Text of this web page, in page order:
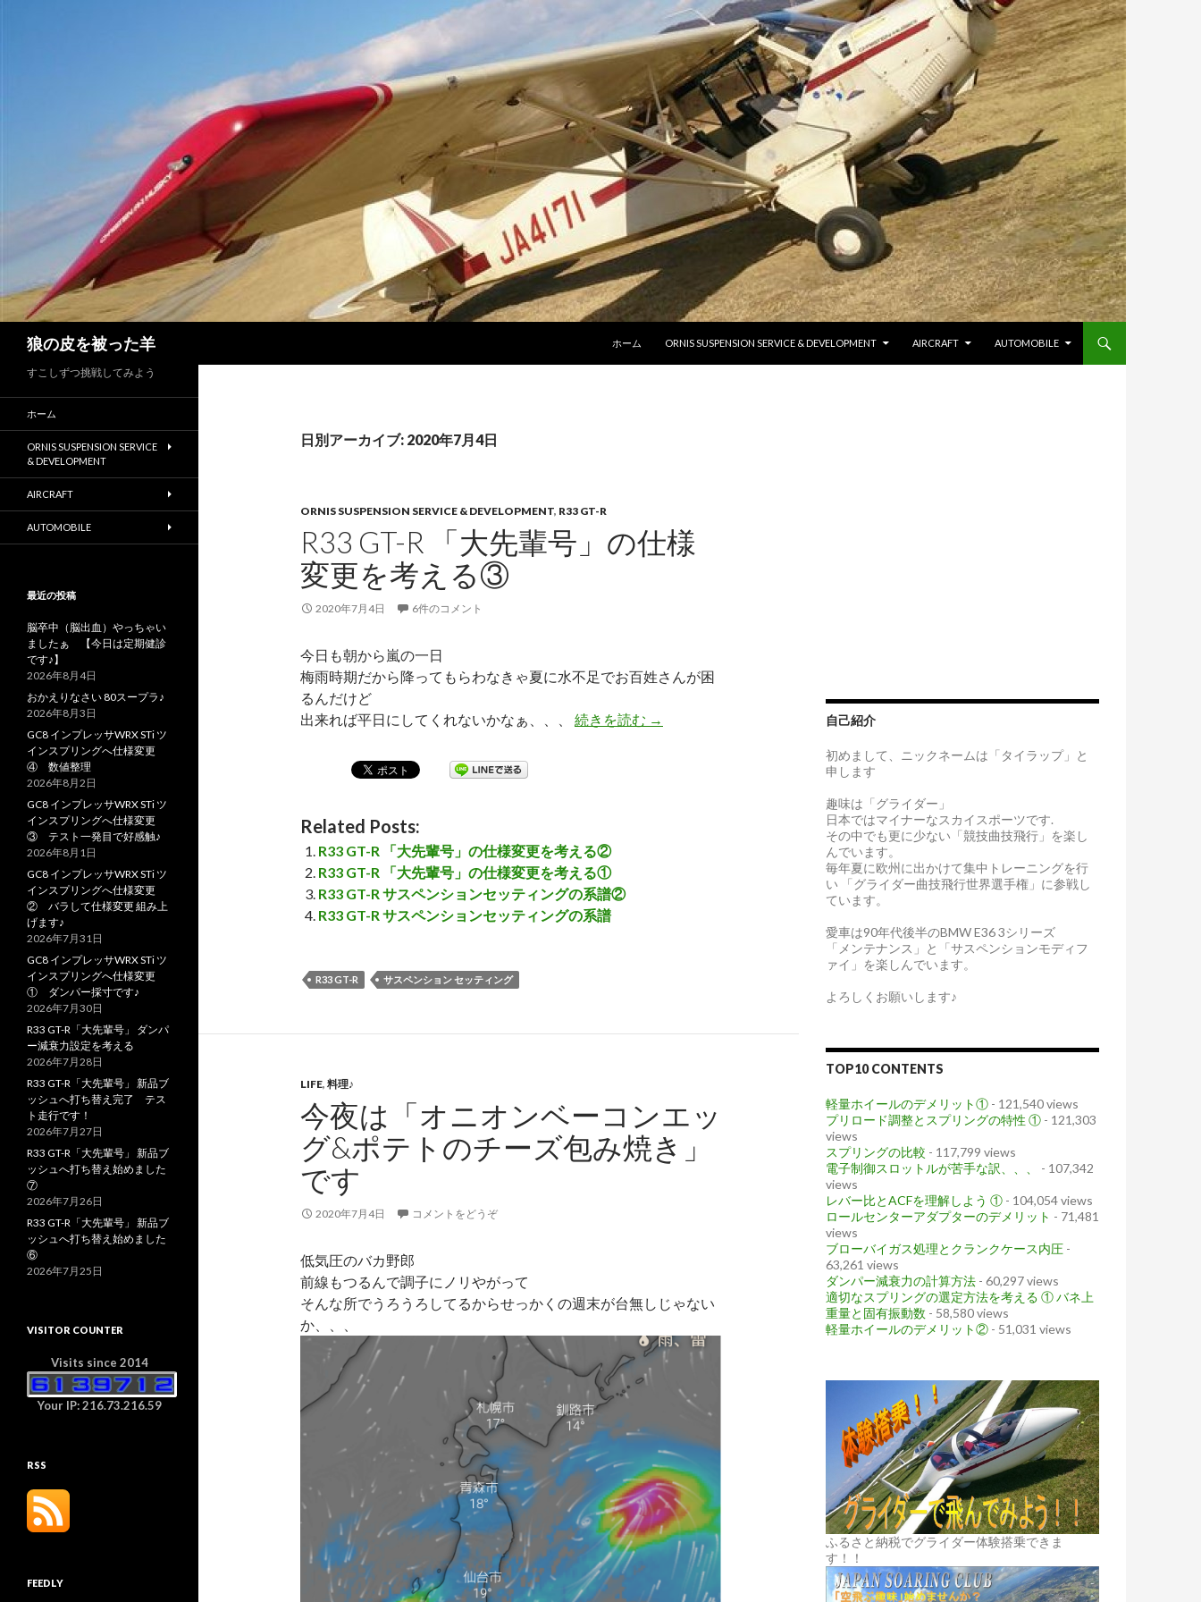
狼の皮を被った羊
ホーム
ORNIS SUSPENSION SERVICE & DEVELOPMENT AIRCRAFT AUTOMOBILE
日別アーカイブ: 2020年7月4日
ORNIS SUSPENSION SERVICE & DEVELOPMENT, R33 GT-R
R33 GT-R 「大先輩号」の仕様
変更を考える③
2020年7月4日 6件のコメント
今日も朝から嵐の一日
梅雨時期だから降ってもらわなきゃ夏に水不足でお百姓さんが困
るんだけど
出来れば平日にしてくれないかなぁ、、、 続きを読む R33 GT-R 「大先輩号」の仕様変更を考える③
→
Related Posts:
R33 GT-R 「大先輩号」の仕様変更を考える②
R33 GT-R 「大先輩号」の仕様変更を考える①
R33 GT-R サスペンションセッティングの系譜②
R33 GT-R サスペンションセッティングの系譜
R33 GT-R サスペンション セッティング
LIFE, 料理♪
今夜は「オニオンベーコンエッ
グ&ポテトのチーズ包み焼き」
です
2020年7月4日 コメントをどうぞ
低気圧のバカ野郎
前線もつるんで調子にノリやがって
そんな所でうろうろしてるからせっかくの週末が台無しじゃない
か、、、
自己紹介
初めまして、ニックネームは「タイラップ」と
申します
趣味は「グライダー」
日本ではマイナーなスカイスポーツです.
その中でも更に少ない「競技曲技飛行」を楽し
んでいます。
毎年夏に欧州に出かけて集中トレーニングを行
い 「グライダー曲技飛行世界選手権」に参戦し
ています。
愛車は90年代後半のBMW E36 3シリーズ
「メンテナンス」と「サスペンションモディフ
ァイ」を楽しんでいます。
よろしくお願いします♪
TOP10 CONTENTS
軽量ホイールのデメリット① - 121,540 views
プリロード調整とスプリングの特性 ① - 121,303
views
スプリングの比較 - 117,799 views
電子制御スロットルが苦手な訳、、、
- 107,342
views
レバー比とACFを理解しよう ① - 104,054 views
ロールセンターアダプターのデメリット - 71,481
views
ブローバイガス処理とクランクケース内圧 -
63,261 views
ダンパー減衰力の計算方法 - 60,297 views
適切なスプリングの選定方法を考える ① バネ上
重量と固有振動数 - 58,580 views
軽量ホイールのデメリット② - 51,031 views
ふるさと納税でグライダー体験搭乗できま
す！！
すこしずつ挑戦してみよう
ホーム
ORNIS SUSPENSION SERVICE
& DEVELOPMENT
AIRCRAFT
AUTOMOBILE
最近の投稿
脳卒中（脳出血）やっちゃい
ましたぁ 【今日は定期健診
です♪】
2026年8月4日
おかえりなさい 80スープラ♪
2026年8月3日
GC8 インプレッサWRX STi ツ
インスプリングへ仕様変更
④ 数値整理
2026年8月2日
GC8 インプレッサWRX STi ツ
インスプリングへ仕様変更
③ テスト一発目で好感触♪
2026年8月1日
GC8 インプレッサWRX STi ツ
インスプリングへ仕様変更
② バラして仕様変更 組み上
げます♪
2026年7月31日
GC8 インプレッサWRX STi ツ
インスプリングへ仕様変更
① ダンパー採寸です♪
2026年7月30日
R33 GT-R「大先輩号」 ダンパ
ー減衰力設定を考える
2026年7月28日
R33 GT-R「大先輩号」 新品ブ
ッシュへ打ち替え完了 テス
ト走行です！
2026年7月27日
R33 GT-R「大先輩号」 新品ブ
ッシュへ打ち替え始めました
⑦
2026年7月26日
R33 GT-R「大先輩号」 新品ブ
ッシュへ打ち替え始めました
⑥
2026年7月25日
VISITOR COUNTER
Visits since 2014
Your IP: 216.73.216.59
RSS
FEEDLY